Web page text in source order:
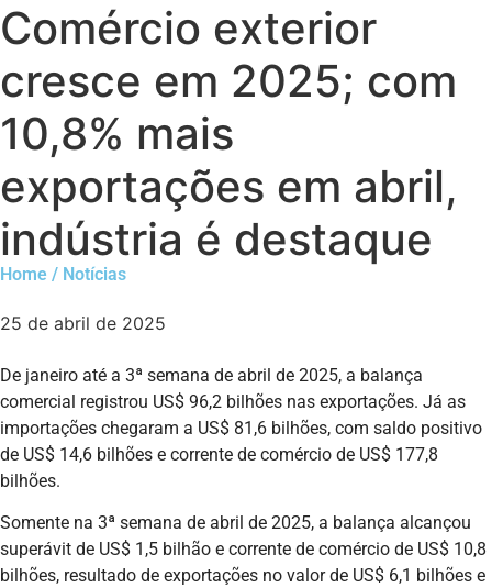
Comércio exterior
cresce em 2025; com
10,8% mais
exportações em abril,
indústria é destaque
Home / Notícias
25 de abril de 2025
De janeiro até a 3ª semana de abril de 2025, a balança
comercial registrou US$ 96,2 bilhões nas exportações. Já as
importações chegaram a US$ 81,6 bilhões, com saldo positivo
de US$ 14,6 bilhões e corrente de comércio de US$ 177,8
bilhões.
Somente na 3ª semana de abril de 2025, a balança alcançou
superávit de US$ 1,5 bilhão e corrente de comércio de US$ 10,8
bilhões, resultado de exportações no valor de US$ 6,1 bilhões e